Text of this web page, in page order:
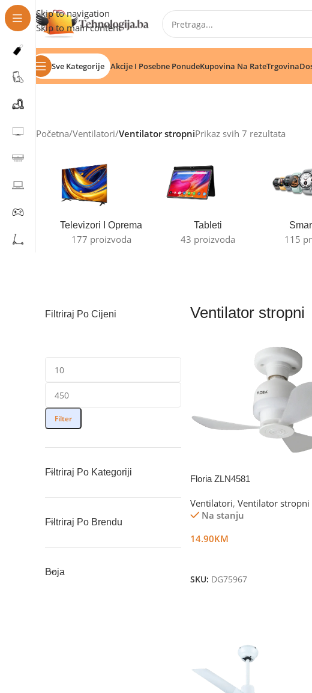
Skip to navigation
Skip to main content
Sve Kategorije Akcije I Posebne PonudeKupovina Na RateTrgovina
Početna/Ventilatori/Ventilator stropniPrikaz svih 7 rezultata
Televizori I Oprema
177 proizvoda
Tableti
43 proizvoda 115
Filtriraj Po Cijeni
Filter
Filtriraj Po Kategoriji
Filtriraj Po Brendu
Boja
Ventilator stropni
Floria ZLN4581
Ventilatori, Ventilator stropni
Na stanju
14.90KM
SKU: DG75967